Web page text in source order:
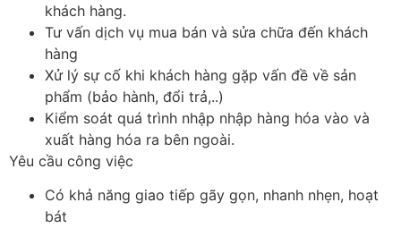
khách hàng.
Tư vấn dịch vụ mua bán và sửa chữa đến khách
hàng
Xử lý sự cố khi khách hàng gặp vấn đề về sản
phẩm (bảo hành, đổi trả,..)
Kiểm soát quá trình nhập nhập hàng hóa vào và
xuất hàng hóa ra bên ngoài.
Yêu cầu công việc
Có khả năng giao tiếp gãy gọn, nhanh nhẹn, hoạt
bát